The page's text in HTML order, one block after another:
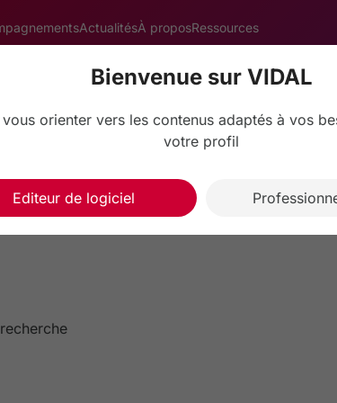
ActualitésÀ proposRessources
Fonctionnalités VIDAL pour les éditeurs de logiciel
Bienvenue sur VIDAL
vous orienter vers les contenus adaptés à vos
votre profil
Editeur de logiciel